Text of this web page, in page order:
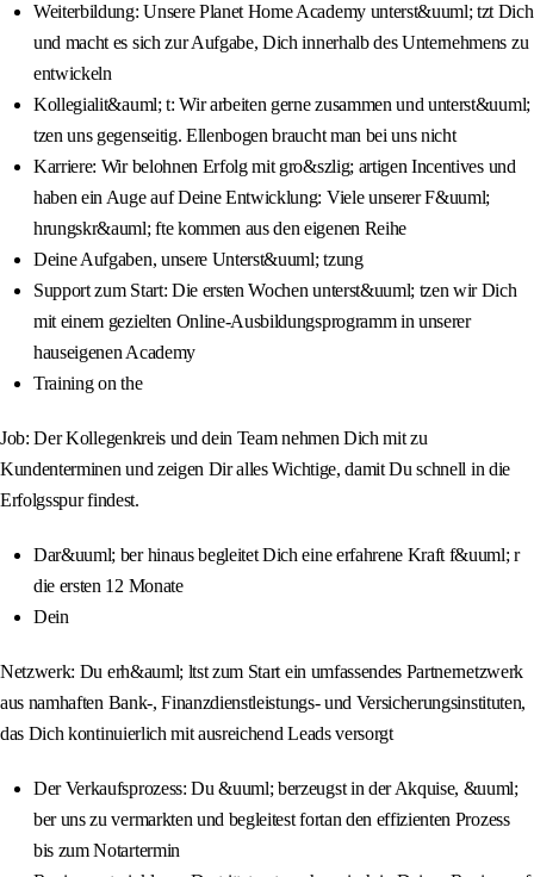
Weiterbildung: Unsere Planet Home Academy unterst&uuml; tzt Dich
und macht es sich zur Aufgabe, Dich innerhalb des Unternehmens zu
entwickeln
Kollegialit&auml; t: Wir arbeiten gerne zusammen und unterst&uuml;
tzen uns gegenseitig. Ellenbogen braucht man bei uns nicht
Karriere: Wir belohnen Erfolg mit gro&szlig; artigen Incentives und
haben ein Auge auf Deine Entwicklung: Viele unserer F&uuml;
hrungskr&auml; fte kommen aus den eigenen Reihe
Deine Aufgaben, unsere Unterst&uuml; tzung
Support zum Start: Die ersten Wochen unterst&uuml; tzen wir Dich
mit einem gezielten Online-Ausbildungsprogramm in unserer
hauseigenen Academy
Training on the
Job: Der Kollegenkreis und dein Team nehmen Dich mit zu
Kundenterminen und zeigen Dir alles Wichtige, damit Du schnell in die
Erfolgsspur findest.
Dar&uuml; ber hinaus begleitet Dich eine erfahrene Kraft f&uuml; r
die ersten 12 Monate
Dein
Netzwerk: Du erh&auml; ltst zum Start ein umfassendes Partnernetzwerk
aus namhaften Bank-, Finanzdienstleistungs- und Versicherungsinstituten,
das Dich kontinuierlich mit ausreichend Leads versorgt
Der Verkaufsprozess: Du &uuml; berzeugst in der Akquise, &uuml;
ber uns zu vermarkten und begleitest fortan den effizienten Prozess
bis zum Notartermin